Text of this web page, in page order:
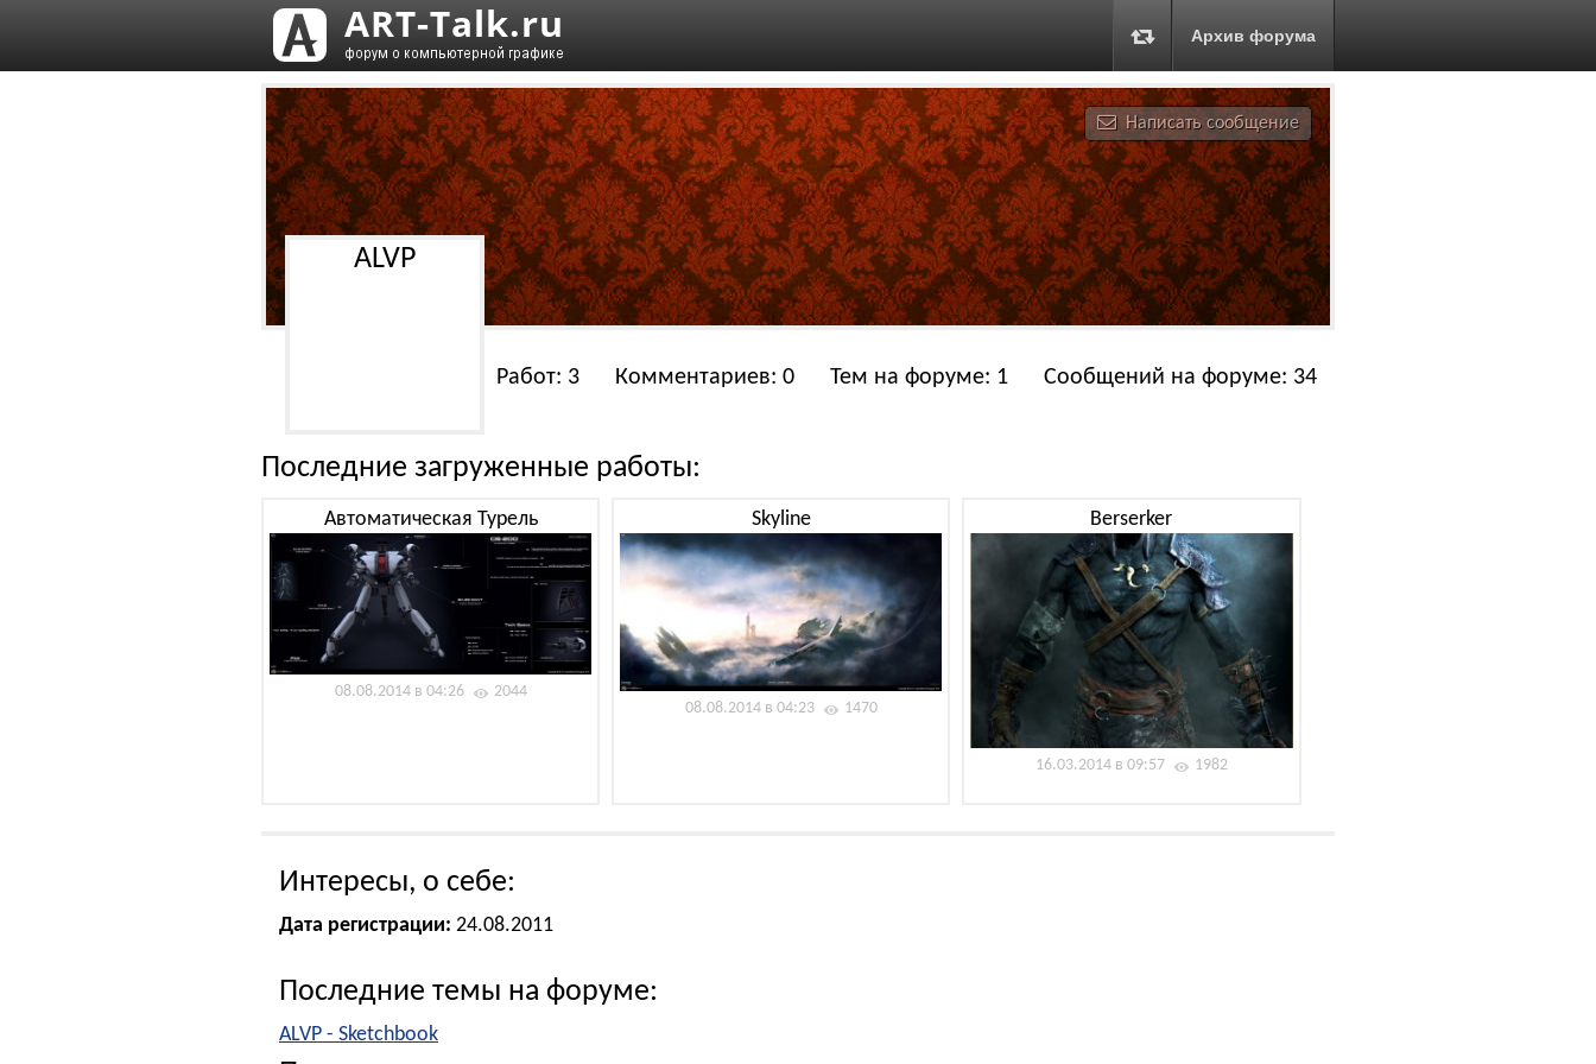
Архив форума
Написать сообщение
ALVP
Работ: 3 Комментариев: 0 Тем на форуме: 1 Сообщений на форуме: 34
Последние загруженные работы:
Автоматическая Турель
08.08.2014 в 04:26 2044
Skyline
08.08.2014 в 04:23 1470
Berserker
16.03.2014 в 09:57 1982
Интересы, о себе:
Дата регистрации: 24.08.2011
Последние темы на форуме:
ALVP - Sketchbook